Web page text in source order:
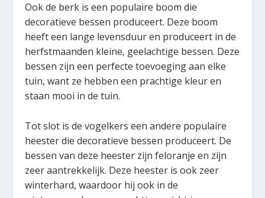
Ook de berk is een populaire boom die
decoratieve bessen produceert. Deze boom
heeft een lange levensduur en produceert in de
herfstmaanden kleine, geelachtige bessen. Deze
bessen zijn een perfecte toevoeging aan elke
tuin, want ze hebben een prachtige kleur en
staan mooi in de tuin.
Tot slot is de vogelkers een andere populaire
heester die decoratieve bessen produceert. De
bessen van deze heester zijn feloranje en zijn
zeer aantrekkelijk. Deze heester is ook zeer
winterhard, waardoor hij ook in de